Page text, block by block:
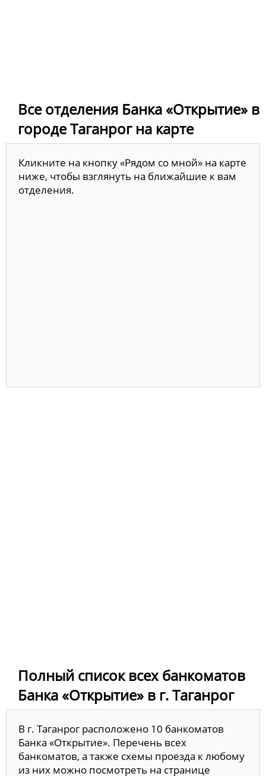
Все отделения Банка «Открытие» в
городе Таганрог на карте
Кликните на кнопку «Рядом со мной» на карте
ниже, чтобы взглянуть на ближайшие к вам
отделения.
Полный список всех банкоматов
Банка «Открытие» в г. Таганрог
В г. Таганрог расположено 10 банкоматов
Банка «Открытие». Перечень всех
банкоматов, а также схемы проезда к любому
из них можно посмотреть на странице